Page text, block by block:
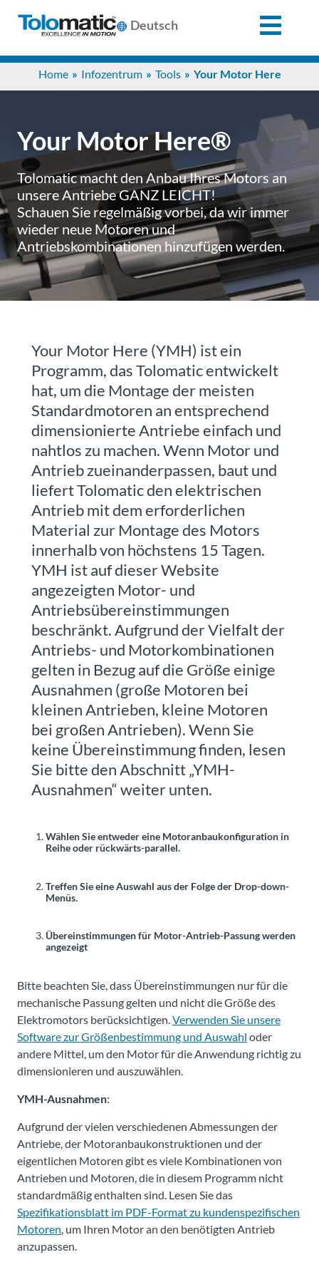
Deutsch
Home Infozentrum Tools Your Motor Here
Your Motor Here®
Tolomatic macht den Anbau Ihres Motors an
unsere Antriebe GANZ LEICHT!
Schauen Sie regelmäßig vorbei, da wir immer
wieder neue Motoren und
Antriebskombinationen hinzufügen werden.
Your Motor Here (YMH) ist ein
Programm, das Tolomatic entwickelt
hat, um die Montage der meisten
Standardmotoren an entsprechend
dimensionierte Antriebe einfach und
nahtlos zu machen. Wenn Motor und
Antrieb zueinanderpassen, baut und
liefert Tolomatic den elektrischen
Antrieb mit dem erforderlichen
Material zur Montage des Motors
innerhalb von höchstens 15 Tagen.
YMH ist auf dieser Website
angezeigten Motor- und
Antriebsübereinstimmungen
beschränkt. Aufgrund der Vielfalt der
Antriebs- und Motorkombinationen
gelten in Bezug auf die Größe einige
Ausnahmen (große Motoren bei
kleinen Antrieben, kleine Motoren
bei großen Antrieben). Wenn Sie
keine Übereinstimmung finden, lesen
Sie bitte den Abschnitt „YMH-
Ausnahmen“ weiter unten.
Wählen Sie entweder eine Motoranbaukonfiguration in
Reihe oder rückwärts-parallel.
Treffen Sie eine Auswahl aus der Folge der Drop-down-
Menüs.
Übereinstimmungen für Motor-Antrieb-Passung werden
angezeigt
Bitte beachten Sie, dass Übereinstimmungen nur für die
mechanische Passung gelten und nicht die Größe des
Elektromotors berücksichtigen. Verwenden Sie unsere
Software zur Größenbestimmung und Auswahl oder
andere Mittel, um den Motor für die Anwendung richtig zu
dimensionieren und auszuwählen.
YMH-Ausnahmen:
Aufgrund der vielen verschiedenen Abmessungen der
Antriebe, der Motoranbaukonstruktionen und der
eigentlichen Motoren gibt es viele Kombinationen von
Antrieben und Motoren, die in diesem Programm nicht
standardmäßig enthalten sind. Lesen Sie das
Spezifikationsblatt im PDF-Format zu kundenspezifischen
Motoren , um Ihren Motor an den benötigten Antrieb
anzupassen.
Search
for:
Produkte
Unterstützung
Infozentrum
Anwendungen
Tolomatic
Kontakt
zu einem
Ingenieur
Kontakt
Neuigkeiten &
Veranstaltungen
Dealer
Portal